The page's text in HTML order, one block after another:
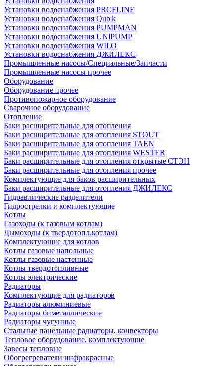
Установки водоснабжения PROFLINE
Установки водоснабжения Qubik
Установки водоснабжения PUMPMAN
Установки водоснабжения UNIPUMP
Установки водоснабжения WILO
Установки водоснабжения ДЖИЛЕКС
Промышленные насосы/Специальные/Запчасти
Промышленные насосы прочее
Оборудование
Оборудование прочее
Противопожарное оборудование
Сварочное оборудование
Отопление
Баки расширительные для отопления
Баки расширительные для отопления STOUT
Баки расширительные для отопления TAEN
Баки расширительные для отопления WESTER
Баки расширительные для отопления открытые СТЭН
Баки расширительные для отопления прочее
Комплектующие для баков расширительных
Баки расширительные для отопления ДЖИЛЕКС
Гидравлические разделители
Гидрострелки и комплектующие
Котлы
Газоходы (к газовым котлам)
Дымоходы (к твердотопл.котлам)
Комплектующие для котлов
Котлы газовые напольные
Котлы газовые настенные
Котлы твердотопливные
Котлы электрические
Радиаторы
Комплектующие для радиаторов
Радиаторы алюминиевые
Радиаторы биметаллические
Радиаторы чугунные
Стальные панельные радиаторы, конвекторы
Тепловое оборудование, комплектующие
Завесы тепловые
Обогрегреватели инфракрасные